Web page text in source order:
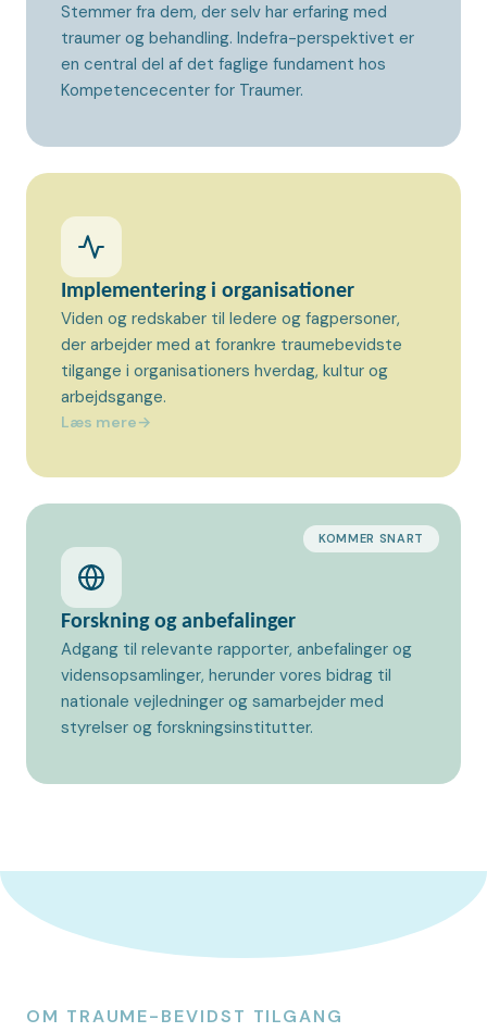
Stemmer fra dem, der selv har erfaring med
traumer og behandling. Indefra-perspektivet er
en central del af det faglige fundament hos
Kompetencecenter for Traumer.
Implementering i organisationer
Viden og redskaber til ledere og fagpersoner,
der arbejder med at forankre traumebevidste
tilgange i organisationers hverdag, kultur og
arbejdsgange.
Læs mere→
KOMMER SNART
Forskning og anbefalinger
Adgang til relevante rapporter, anbefalinger og
vidensopsamlinger, herunder vores bidrag til
nationale vejledninger og samarbejder med
styrelser og forskningsinstitutter.
OM TRAUME-BEVIDST TILGANG